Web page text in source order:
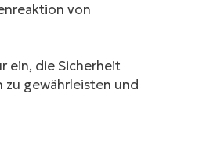
von
ein, die Sicherheit
gewährleisten und